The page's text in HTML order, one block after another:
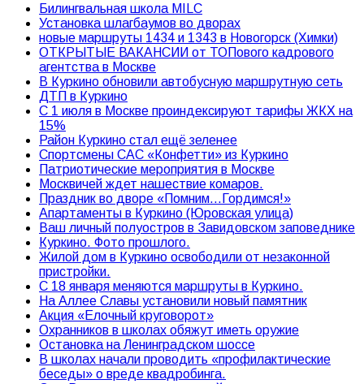
Билингвальная школа MILC
Установка шлагбаумов во дворах
новые маршруты 1434 и 1343 в Новогорск (Химки)
ОТКРЫТЫЕ ВАКАНСИИ от ТОПового кадрового
агентства в Москве
В Куркино обновили автобусную маршрутную сеть
ДТП в Куркино
С 1 июля в Москве проиндексируют тарифы ЖКХ на
15%
Район Куркино стал ещё зеленее
Спортсмены САС «Конфетти» из Куркино
Патриотические мероприятия в Москве
Москвичей ждет нашествие комаров.
Праздник во дворе «Помним…Гордимся!»
Апартаменты в Куркино (Юровская улица)
Ваш личный полуостров в Завидовском заповеднике
Куркино. Фото прошлого.
Жилой дом в Куркино освободили от незаконной
пристройки.
С 18 января меняются маршруты в Куркино.
На Аллее Славы установили новый памятник
Акция «Елочный круговорот»
Охранников в школах обяжут иметь оружие
Остановка на Ленинградском шоссе
В школах начали проводить «профилактические
беседы» о вреде квадробинга.